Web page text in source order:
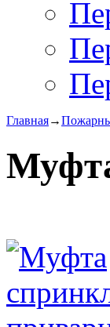
Главная→